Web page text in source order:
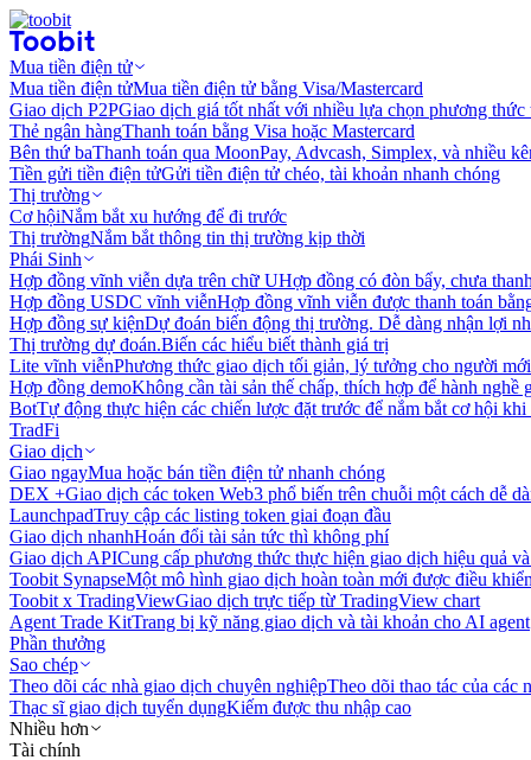
Mua tiền điện tử
Mua tiền điện tửMua tiền điện tử bằng Visa/Mastercard
Giao dịch P2PGiao dịch giá tốt nhất với nhiều lựa chọn phương thức
Thẻ ngân hàngThanh toán bằng Visa hoặc Mastercard
Bên thứ baThanh toán qua MoonPay, Advcash, Simplex, và nhiều
Tiền gửi tiền điện tửGửi tiền điện tử chéo, tài khoản nhanh chóng
Thị trường
Cơ hộiNắm bắt xu hướng để đi trước
Thị trườngNắm bắt thông tin thị trường kịp thời
Phái Sinh
Hợp đồng vĩnh viễn dựa trên chữ UHợp đồng có đòn bẩy, chưa
Hợp đồng USDC vĩnh viễnHợp đồng vĩnh viễn được thanh toán
Hợp đồng sự kiệnDự đoán biến động thị trường. Dễ dàng nhận lợi
Thị trường dự đoán.Biến các hiểu biết thành giá trị
Lite vĩnh viễnPhương thức giao dịch tối giản, lý tưởng cho người
Hợp đồng demoKhông cần tài sản thế chấp, thích hợp để hành nghề
BotTự động thực hiện các chiến lược đặt trước để nắm bắt cơ hội
TradFi
Giao dịch
Giao ngayMua hoặc bán tiền điện tử nhanh chóng
DEX +Giao dịch các token Web3 phổ biến trên chuỗi một cách dễ
LaunchpadTruy cập các listing token giai đoạn đầu
Giao dịch nhanhHoán đổi tài sản tức thì không phí
Giao dịch APICung cấp phương thức thực hiện giao dịch hiệu quả
Toobit SynapseMột mô hình giao dịch hoàn toàn mới được điều
Toobit x TradingViewGiao dịch trực tiếp từ TradingView chart
Agent Trade KitTrang bị kỹ năng giao dịch và tài khoản cho AI agent
Phần thưởng
Sao chép
Theo dõi các nhà giao dịch chuyên nghiệpTheo dõi thao tác của các
Thạc sĩ giao dịch tuyển dụngKiếm được thu nhập cao
Nhiều hơn
Tài chính